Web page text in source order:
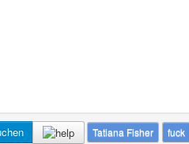
Tatiana Fisher fuck